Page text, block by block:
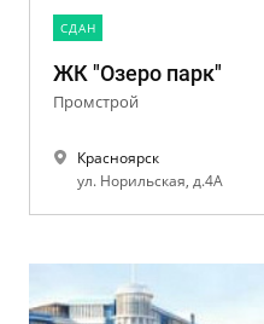
CДАН
ЖК "Озеро парк"
Промстрой
Красноярск
ул. Норильская, д.4А